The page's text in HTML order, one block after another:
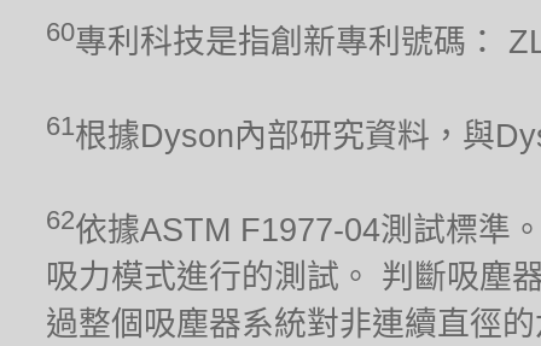
60專利科技是指創新專利號碼：
61根據Dyson內部研究資料，與
62依據ASTM F1977-04測試標準
吸力模式進行的測試。 判斷吸塵
過整個吸塵器系統對非連續直徑